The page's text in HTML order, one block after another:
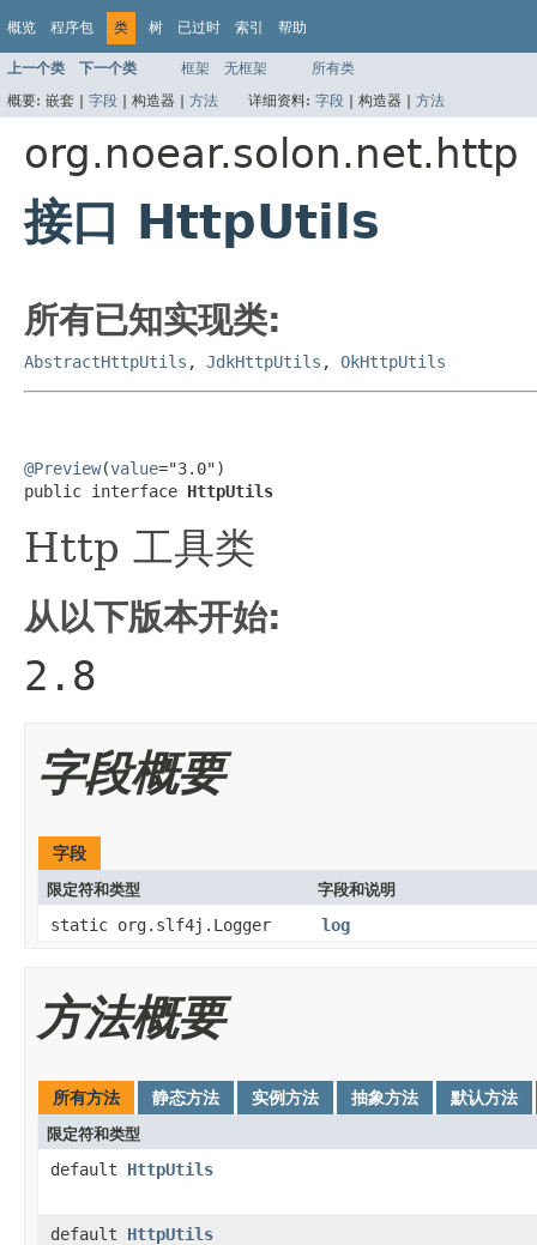
概览 程序包 类 树 已过时 索引 帮助
上一个类 下一个类 框架 无框架
所有类
概要: 嵌套 | 字段 | 构造器 | 方法 详细资料: 字段 | 构造器 | 方法
org.noear.solon.net.http
接口 HttpUtils
所有已知实现类:
AbstractHttpUtils , JdkHttpUtils , OkHttpUtils
@Preview(value="3.0")
public interface HttpUtils
Http 工具类
从以下版本开始:
2.8
字段概要
字段
限定符和类型 字段和说明
static org.slf4j.Logger log
方法概要
所有方法 静态方法 实例方法 抽象方法 默认方法
限定符和类型
default HttpUtils
default HttpUtils